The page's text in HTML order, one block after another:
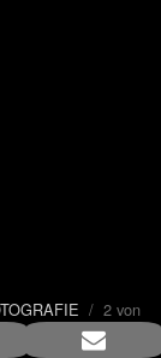
/ 2 von